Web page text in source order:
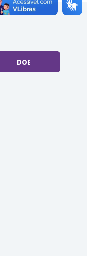
DOE